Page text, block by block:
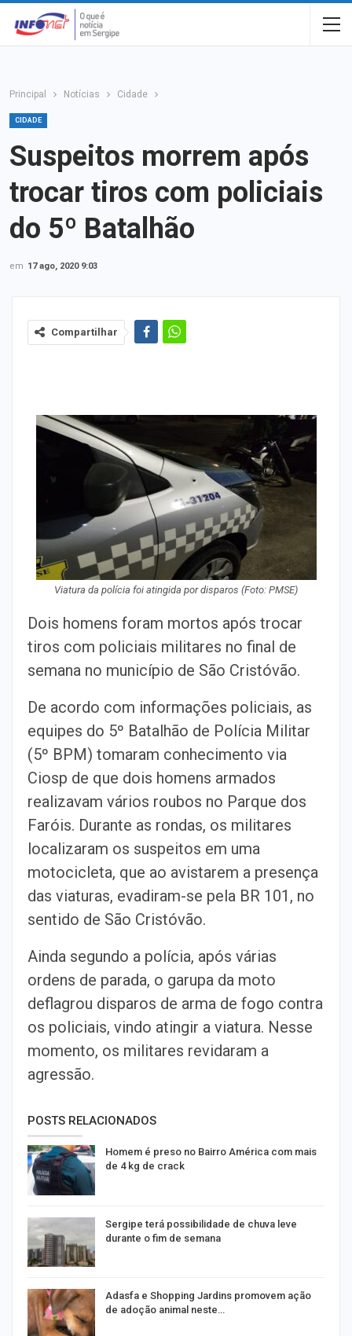
Principal Notícias Cidade
CIDADE
Suspeitos morrem após
trocar tiros com policiais
do 5º Batalhão
em 17 ago, 2020 9:03
Compartilhar
Viatura da polícia foi atingida por disparos (Foto: PMSE)
Dois homens foram mortos após trocar
tiros com policiais militares no final de
semana no município de São Cristóvão.
De acordo com informações policiais, as
equipes do 5º Batalhão de Polícia Militar
(5º BPM) tomaram conhecimento via
Ciosp de que dois homens armados
realizavam vários roubos no Parque dos
Faróis. Durante as rondas, os militares
localizaram os suspeitos em uma
motocicleta, que ao avistarem a presença
das viaturas, evadiram-se pela BR 101, no
sentido de São Cristóvão.
Ainda segundo a polícia, após várias
ordens de parada, o garupa da moto
deflagrou disparos de arma de fogo contra
os policiais, vindo atingir a viatura. Nesse
momento, os militares revidaram a
agressão.
POSTS RELACIONADOS
Homem é preso no Bairro América com mais
de 4 kg de crack
Sergipe terá possibilidade de chuva leve
durante o fim de semana
Adasfa e Shopping Jardins promovem ação
de adoção animal neste…